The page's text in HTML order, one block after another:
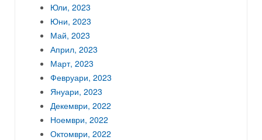
Юли, 2023
Юни, 2023
Май, 2023
Април, 2023
Март, 2023
Февруари, 2023
Януари, 2023
Декември, 2022
Ноември, 2022
Октомври, 2022